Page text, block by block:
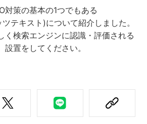
対策の基本の1つでもある
テキスト)について紹介しました。
く検索エンジンに認識・評価される
置をしてください。